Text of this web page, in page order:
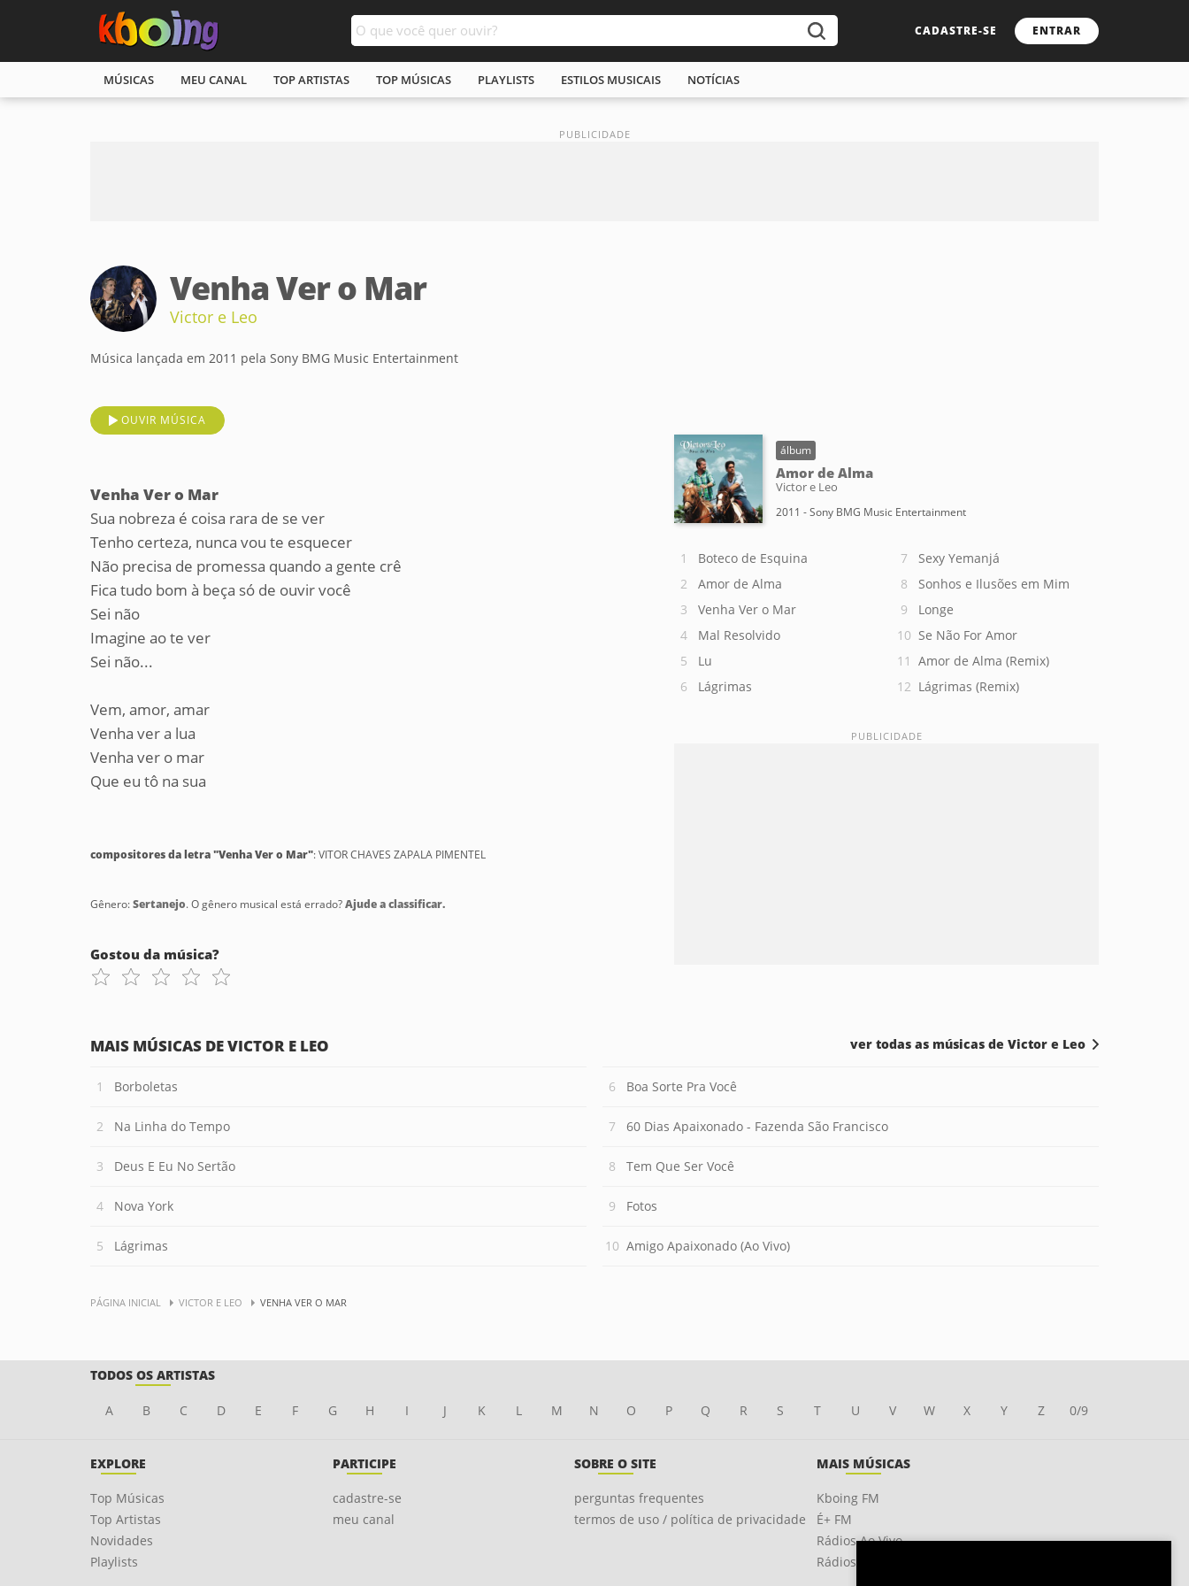
CADASTRE-SE ENTRAR
MÚSICAS MEU CANAL TOP ARTISTAS TOP MÚSICAS PLAYLISTS ESTILOS MUSICAIS NOTÍCIAS
Venha Ver o Mar
Victor e Leo
Música lançada em 2011 pela Sony BMG Music Entertainment
OUVIR MÚSICA
Venha Ver o Mar
Sua nobreza é coisa rara de se ver
Tenho certeza, nunca vou te esquecer
Não precisa de promessa quando a gente crê
Fica tudo bom à beça só de ouvir você
Sei não
Imagine ao te ver
Sei não...
Vem, amor, amar
Venha ver a lua
Venha ver o mar
Que eu tô na sua
compositores da letra "Venha Ver o Mar": VITOR CHAVES ZAPALA PIMENTEL
Gênero:Sertanejo. O gênero musical está errado?Ajude a classificar.
Gostou da música?
álbum
Amor de Alma
Victor e Leo
2011 - Sony BMG Music Entertainment
Boteco de Esquina
Amor de Alma
Venha Ver o Mar
Mal Resolvido
Lu
Lágrimas
Sexy Yemanjá
Sonhos e Ilusões em Mim
Longe
Se Não For Amor
Amor de Alma (Remix)
Lágrimas (Remix)
MAIS MÚSICAS DE VICTOR E LEO
Borboletas
Na Linha do Tempo
Deus E Eu No Sertão
Nova York
Lágrimas
Boa Sorte Pra Você
60 Dias Apaixonado - Fazenda São Francisco
Tem Que Ser Você
Fotos
Amigo Apaixonado (Ao Vivo)
ver todas as músicas de Victor e Leo
PÁGINA INICIAL VICTOR E LEO VENHA VER O MAR
TODOS OS ARTISTAS
A B C D E F G H I J K L M N O P Q R S T U V W X Y Z 0/9
EXPLORE
Top Músicas
Top Artistas
Novidades
Playlists
PARTICIPE
cadastre-se
meu canal
SOBRE O SITE
perguntas frequentes
termos de uso / política de privacidade
MAIS MÚSICAS
Kboing FM
É+ FM
Rádios Ao Vivo
Rádios OnLine